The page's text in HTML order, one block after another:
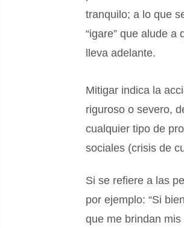
tranquilo; a lo que
“igare” que alude a
lleva adelante.
Mitigar indica la
riguroso o severo,
cualquier tipo de
sociales (crisis de
Si se refiere a las
por ejemplo: “Si
que me brindan